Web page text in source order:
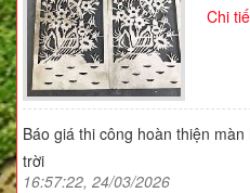
Chi
Báo giá thi công hoàn thiện
trời
16:57:22, 24/03/2026